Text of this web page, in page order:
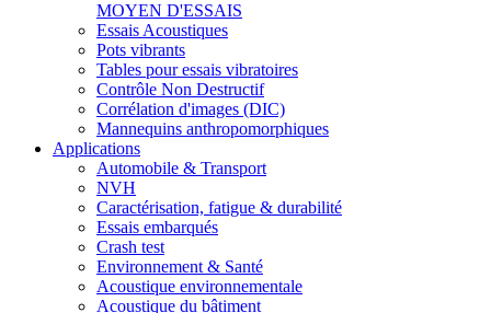
MOYEN D'ESSAIS
Essais Acoustiques
Pots vibrants
Tables pour essais vibratoires
Contrôle Non Destructif
Corrélation d'images (DIC)
Mannequins anthropomorphiques
Applications
Automobile & Transport
NVH
Caractérisation, fatigue & durabilité
Essais embarqués
Crash test
Environnement & Santé
Acoustique environnementale
Acoustique du bâtiment